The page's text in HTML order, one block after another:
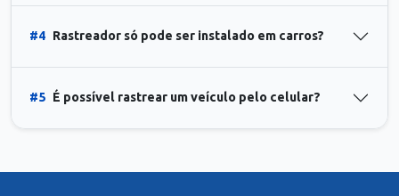
#4 Rastreador só pode ser instalado em carros?
#5 É possível rastrear um veículo pelo celular?